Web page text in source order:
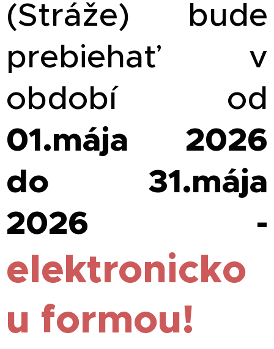
(Stráže) bude
prebiehať v
období od
01.mája 2026
do 31.mája
2026 -
elektronicko
u formou!